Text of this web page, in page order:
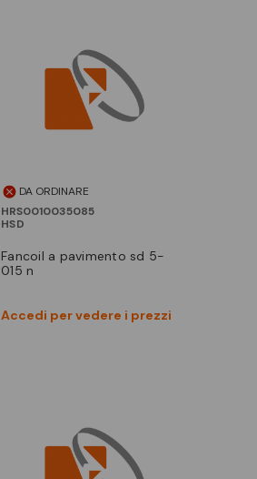
DA ORDINARE
HRS0010035085
HSD
fancoil a pavimento sd 5-
015 n
Accedi per vedere i prezzi
Confronta